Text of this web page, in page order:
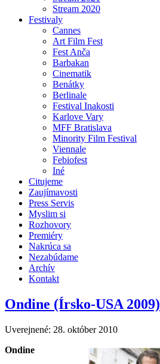
Stream 2020
Festivaly
Cannes
Art Film Fest
Fest Anča
Barbakan
Cinematik
Benátky
Berlinale
Festival Inakosti
Karlove Vary
MFF Bratislava
Minority Film Festival
Viennale
Febiofest
Iné
Citujeme
Zaujímavosti
Press Servis
Myslim si
Rozhovory
Premiéry
Nakrúca sa
Nezabúdame
Archív
Kontakt
Ondine (Írsko-USA 2009)
Uverejnené: 28. október 2010
Ondine